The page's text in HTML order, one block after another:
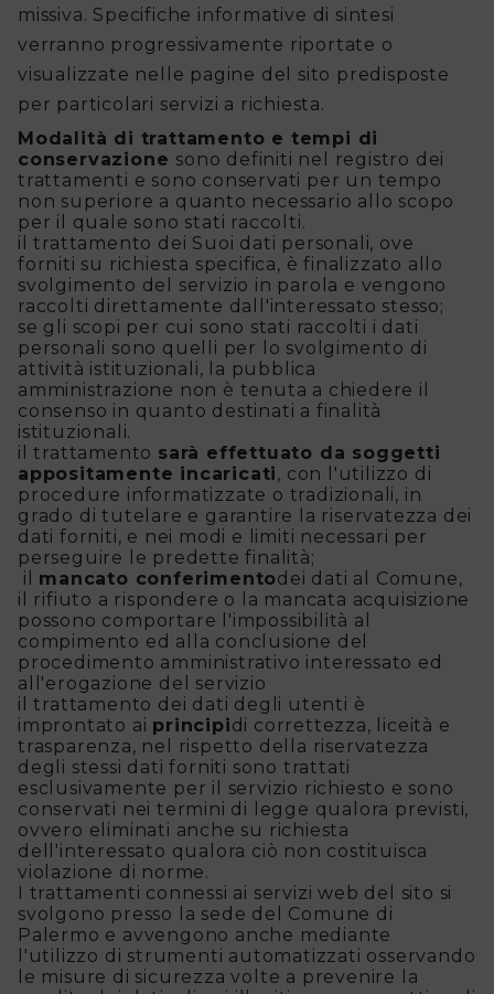
missiva. Specifiche informative di sintesi
verranno progressivamente riportate o
visualizzate nelle pagine del sito predisposte
per particolari servizi a richiesta.
Modalità di trattamento e tempi di
conservazione sono definiti nel registro dei
trattamenti e sono conservati per un tempo
non superiore a quanto necessario allo scopo
per il quale sono stati raccolti.
il trattamento dei Suoi dati personali, ove
forniti su richiesta specifica, è finalizzato allo
svolgimento del servizio in parola e vengono
raccolti direttamente dall'interessato stesso;
se gli scopi per cui sono stati raccolti i dati
personali sono quelli per lo svolgimento di
attività istituzionali, la pubblica
amministrazione non è tenuta a chiedere il
consenso in quanto destinati a finalità
istituzionali.
il trattamento sarà effettuato da soggetti
appositamente incaricati, con l'utilizzo di
procedure informatizzate o tradizionali, in
grado di tutelare e garantire la riservatezza dei
dati forniti, e nei modi e limiti necessari per
perseguire le predette finalità;
il mancato conferimentodei dati al Comune,
il rifiuto a rispondere o la mancata acquisizione
possono comportare l'impossibilità al
compimento ed alla conclusione del
procedimento amministrativo interessato ed
all'erogazione del servizio
il trattamento dei dati degli utenti è
improntato ai principidi correttezza, liceità e
trasparenza, nel rispetto della riservatezza
degli stessi dati forniti sono trattati
esclusivamente per il servizio richiesto e sono
conservati nei termini di legge qualora previsti,
ovvero eliminati anche su richiesta
dell'interessato qualora ciò non costituisca
violazione di norme.
I trattamenti connessi ai servizi web del sito si
svolgono presso la sede del Comune di
Palermo e avvengono anche mediante
l'utilizzo di strumenti automatizzati osservando
le misure di sicurezza volte a prevenire la